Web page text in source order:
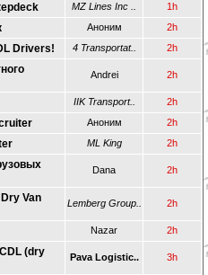
MZ Lines Inc .. 1h
Аноним 2h
Drivers! 4 Transportat.. 2h
Andrei 2h
IIK Transport.. 2h
Аноним 2h
ML King 2h
Dana 2h
Van
Lemberg Group.. 2h
Nazar 2h
(dry
Pava Logistic.. 3h